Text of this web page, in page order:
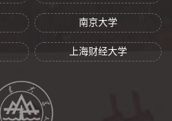
南京大学
上海财经大学